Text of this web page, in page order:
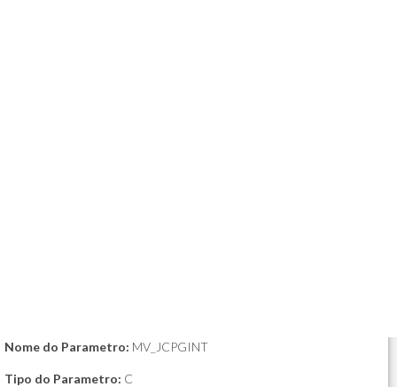
Nome do Parametro: MV_JCPGINT
Tipo do Parametro: C